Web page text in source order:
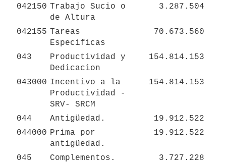
042150 Trabajo Sucio o
de Altura
3.287.504
042155 Tareas
Especificas
70.673.560
043
Productividad y
Dedicacion
154.814.153
043000 Incentivo a la
Productividad -
SRV- SRCM
154.814.153
044 Antigüedad.
19.912.522
044000 Prima por
antigüedad.
19.912.522
045 Complementos.
3.727.228